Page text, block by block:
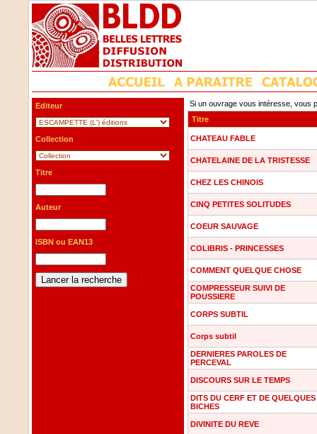
Editeur
Collection
Titre
Auteur
ISBN ou EAN13
Si un ouvrage vous intéresse, vous
Titre
CHATEAU FABLE
CHATELAINE DE LA TRISTESSE
CHEZ LES CHINOIS
CINQ PETITES SOLITUDES
COEUR SAUVAGE
COLIBRIS - PRINCESSES
COMMENT QUELQUE CHOSE
COMPRESSEUR SUIVI DE
POUSSIERE
CORPS SUBTIL
Corps subtil
DERNIERES PAROLES DE
PERCEVAL
DISCOURS SUR LE TEMPS
DITS DU CERF ET DE QUELQUES
BICHES
DIVINITE DU REVE